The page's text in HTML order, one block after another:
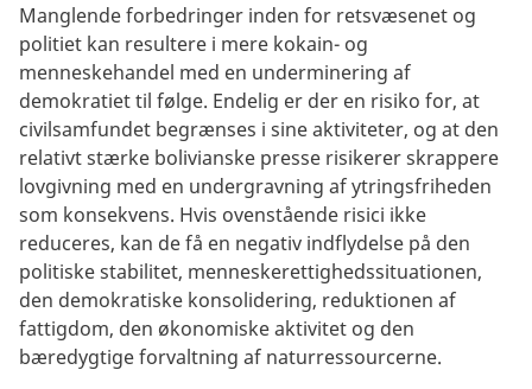
Manglende forbedringer inden for retsvæsenet og
politiet kan resultere i mere kokain- og
menneskehandel med en underminering af
demokratiet til følge. Endelig er der en risiko for, at
civilsamfundet begrænses i sine aktiviteter, og at den
relativt stærke bolivianske presse risikerer skrappere
lovgivning med en undergravning af ytringsfriheden
som konsekvens. Hvis ovenstående risici ikke
reduceres, kan de få en negativ indflydelse på den
politiske stabilitet, menneskerettighedssituationen,
den demokratiske konsolidering, reduktionen af
fattigdom, den økonomiske aktivitet og den
bæredygtige forvaltning af naturressourcerne.